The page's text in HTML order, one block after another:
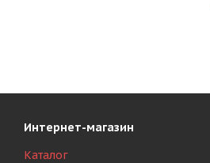
Интернет-магазин
Каталог